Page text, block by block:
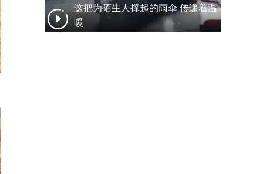
这把为陌生人撑起的雨伞 传递着温
暖